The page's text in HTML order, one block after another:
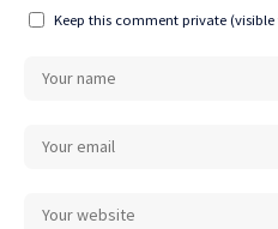
Keep this comment private